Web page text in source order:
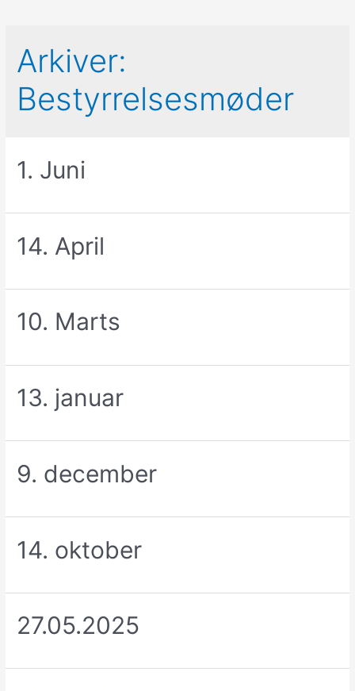
Arkiver:
Bestyrrelsesmøder
1. Juni
14. April
10. Marts
13. januar
9. december
14. oktober
27.05.2025